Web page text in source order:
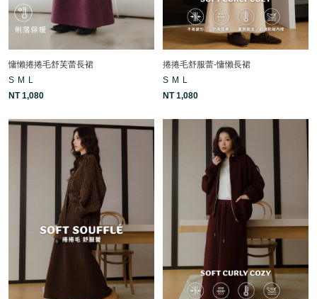
慵懶捲捲毛舒芙蕾長裙
S M
L
NT 1,080
捲捲毛舒服蕾-慵懶長裙
S M
L
NT 1,080